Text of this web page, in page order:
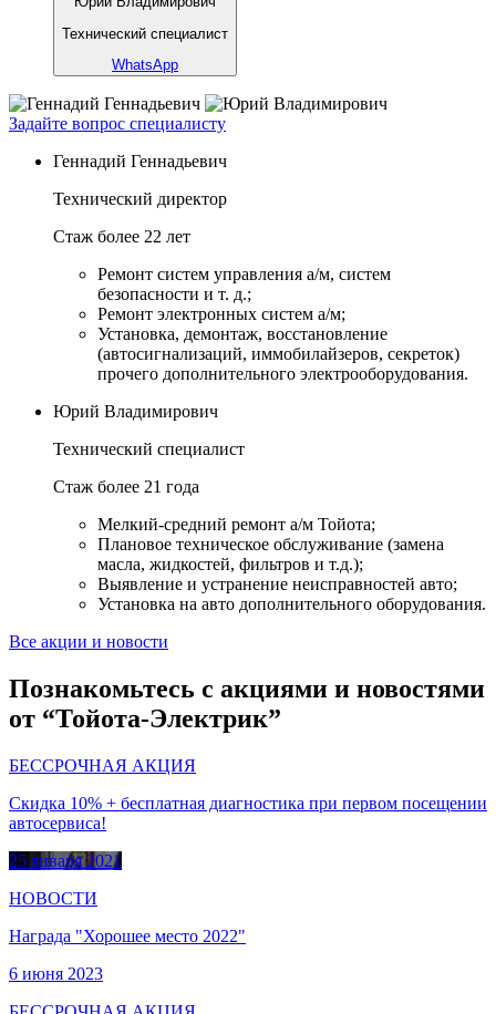
Технический специалист
WhatsApp
Задайте вопрос специалисту
Геннадий Геннадьевич
Технический директор
Стаж более 22 лет
Ремонт систем управления а/м, систем
безопасности и т. д.;
Ремонт электронных систем а/м;
Установка, демонтаж, восстановление
(автосигнализаций, иммобилайзеров, секреток)
прочего дополнительного электрооборудования.
Юрий Владимирович
Технический специалист
Стаж более 21 года
Мелкий-средний ремонт а/м Тойота;
Плановое техническое обслуживание (замена
масла, жидкостей, фильтров и т.д.);
Выявление и устранение неисправностей авто;
Установка на авто дополнительного оборудования.
Все акции и новости
Познакомьтесь с акциями и новостями
от “Тойота-Электрик”
БЕССРОЧНАЯ АКЦИЯ
Скидка 10% + бесплатная диагностика при первом посещении
автосервиса!
25 января 2021
НОВОСТИ
Награда "Хорошее место 2022"
6 июня 2023